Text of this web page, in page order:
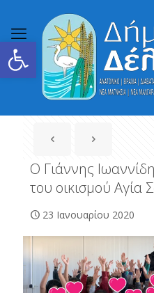
Ανοίξτε τη γραμμή εργαλείων
Ο Γιάννης
του οικισμού Αγία
23 Ιανουαρίου 2020